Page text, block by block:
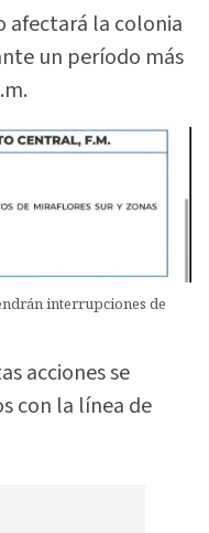
afectará la colonia
un período más
interrupciones de
acciones se
con la línea de